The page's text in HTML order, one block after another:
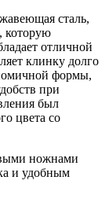
сталь,
которую
отличной
клинку долго
формы,
при
был
цвета со
ножнами
и удобным